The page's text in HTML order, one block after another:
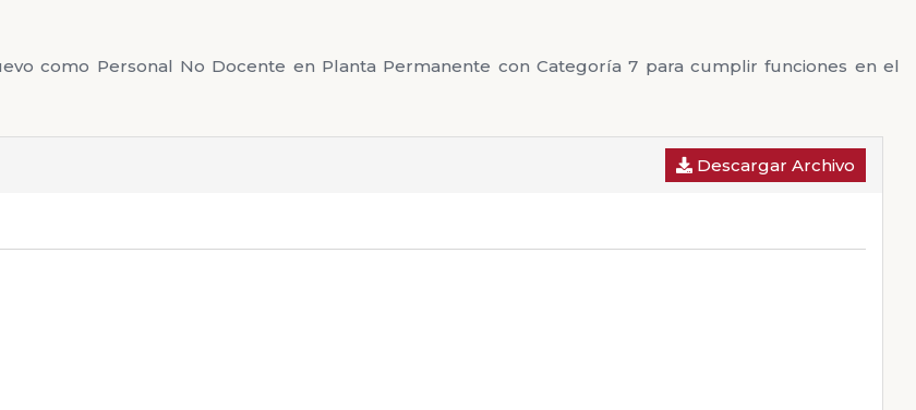
como Personal No Docente en Planta Permanente con Categoría 7 para cumplir funciones en el
Descargar Archivo